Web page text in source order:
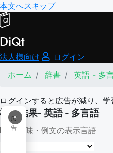
本文へスキップ
DiQt
法人様向け
ログイン
ホーム
辞書 英語 - 多
ログインすると広告が減り、学
×
広
告
検索結果- 英語 - 多言語
意味・例文の表示言語